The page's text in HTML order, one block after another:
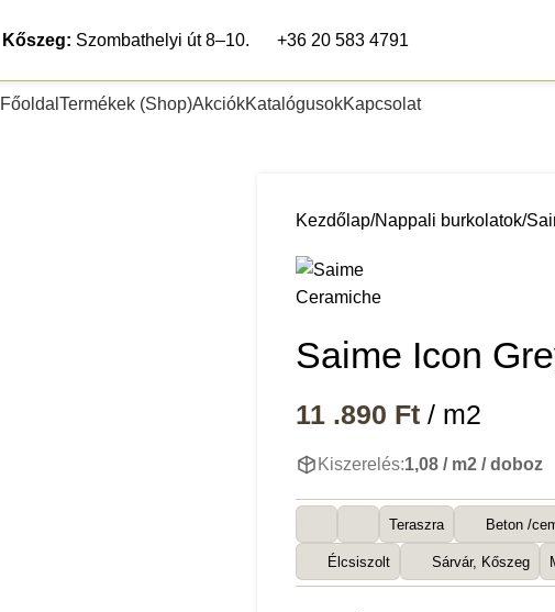
Kőszeg: Szombathelyi út 8–10.
+36 20 583 4791
Főoldal Termékek (Shop)AkciókKatalógusokKapcsolat
Kezdőlap Nappali burkolatok
Saime Icon
11 .890 Ft / m2
Kiszerelés:1,08 / m2 / doboz
Teraszra Beton /
Élcsiszolt Sárvár, Kőszeg